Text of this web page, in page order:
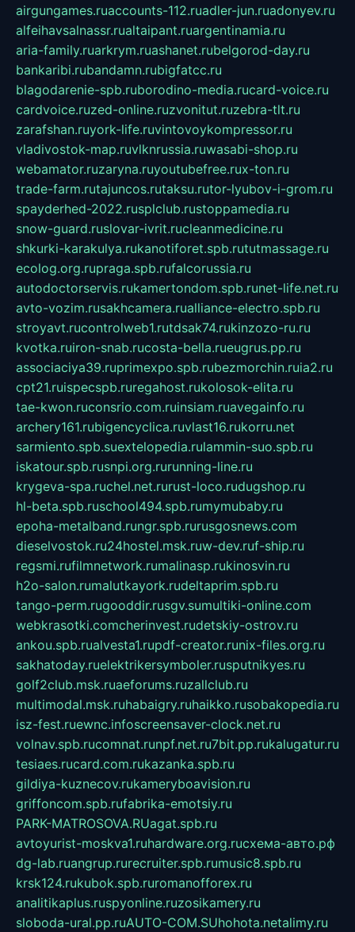
airgungames.ruaccounts-112.ruadler-jun.ruadonyev.ru
alfeihavsalnassr.rualtaipant.ruargentinamia.ru
aria-family.ruarkrym.ruashanet.rubelgorod-day.ru
bankaribi.rubandamn.rubigfatcc.ru
blagodarenie-spb.ruborodino-media.rucard-voice.ru
cardvoice.ruzed-online.ruzvonitut.ruzebra-tlt.ru
zarafshan.ruyork-life.ruvintovoykompressor.ru
vladivostok-map.ruvlknrussia.ruwasabi-shop.ru
webamator.ruzaryna.ruyoutubefree.rux-ton.ru
trade-farm.rutajuncos.rutaksu.rutor-lyubov-i-grom.ru
spayderhed-2022.rusplclub.rustoppamedia.ru
snow-guard.ruslovar-ivrit.rucleanmedicine.ru
shkurki-karakulya.rukanotiforet.spb.rututmassage.ru
ecolog.org.rupraga.spb.rufalcorussia.ru
autodoctorservis.rukamertondom.spb.runet-life.net.ru
avto-vozim.rusakhcamera.rualliance-electro.spb.ru
stroyavt.rucontrolweb1.rutdsak74.rukinzozo-ru.ru
kvotka.ruiron-snab.rucosta-bella.rueugrus.pp.ru
associaciya39.ruprimexpo.spb.rubezmorchin.ruia2.ru
cpt21.ruispecspb.ruregahost.rukolosok-elita.ru
tae-kwon.ruconsrio.com.ruinsiam.ruavegainfo.ru
archery161.rubigencyclica.ruvlast16.rukorru.net
sarmiento.spb.suextelopedia.rulammin-suo.spb.ru
iskatour.spb.rusnpi.org.rurunning-line.ru
krygeva-spa.ruchel.net.rurust-loco.rudugshop.ru
hl-beta.spb.ruschool494.spb.rumymubaby.ru
epoha-metalband.rungr.spb.rurusgosnews.com
dieselvostok.ru24hostel.msk.ruw-dev.ruf-ship.ru
regsmi.rufilmnetwork.rumalinasp.rukinosvin.ru
h2o-salon.rumalutkayork.rudeltaprim.spb.ru
tango-perm.rugooddir.rusgv.sumultiki-online.com
webkrasotki.comcherinvest.rudetskiy-ostrov.ru
ankou.spb.rualvesta1.rupdf-creator.runix-files.org.ru
sakhatoday.ruelektrikersymboler.rusputnikyes.ru
golf2club.msk.ruaeforums.ruzallclub.ru
multimodal.msk.ruhabaigry.ruhaikko.rusobakopedia.ru
isz-fest.ruewnc.infoscreensaver-clock.net.ru
volnav.spb.rucomnat.runpf.net.ru7bit.pp.rukalugatur.ru
tesiaes.rucard.com.rukazanka.spb.ru
gildiya-kuznecov.rukameryboavision.ru
griffoncom.spb.rufabrika-emotsiy.ru
PARK-MATROSOVA.RUagat.spb.ru
avtoyurist-moskva1.ruhardware.org.ruсхема-авто.рф
dg-lab.ruangrup.rurecruiter.spb.rumusic8.spb.ru
krsk124.rukubok.spb.ruromanofforex.ru
analitikaplus.ruspyonline.ruzosikamery.ru
sloboda-ural.pp.ruAUTO-COM.SUhohota.netalimy.ru